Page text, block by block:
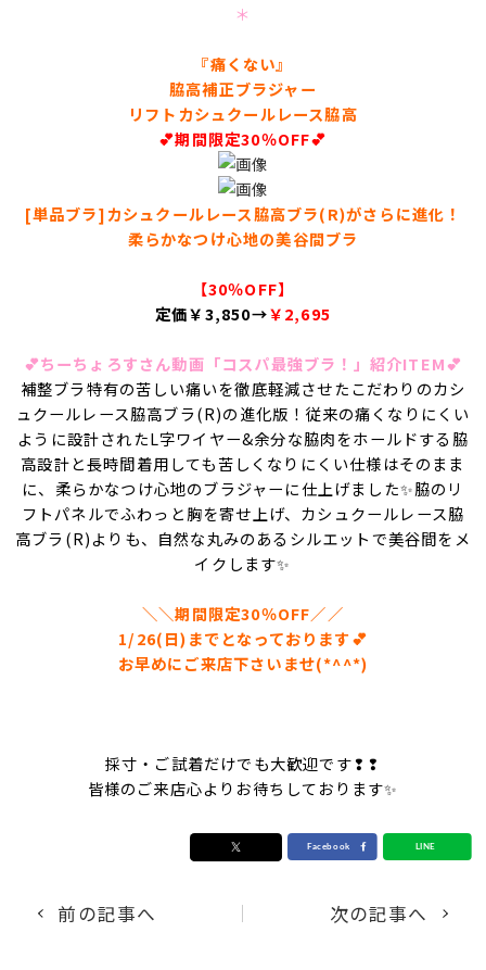
＊
『痛くない』
脇高補正ブラジャー
リフトカシュクールレース脇高
💕期間限定30％OFF💕
[単品ブラ]カシュクールレース脇高ブラ(R)がさらに進化！
柔らかなつけ心地の美谷間ブラ
【30％OFF】
定価￥3,850→￥2,695
💕ちーちょろすさん動画「コスパ最強ブラ！」紹介ITEM💕
補整ブラ特有の苦しい痛いを徹底軽減させたこだわりのカシ
ュクールレース脇高ブラ(R)の進化版！従来の痛くなりにくい
ように設計されたL字ワイヤー&余分な脇肉をホールドする脇
高設計と長時間着用しても苦しくなりにくい仕様はそのまま
に、柔らかなつけ心地のブラジャーに仕上げました✨脇のリ
フトパネルでふわっと胸を寄せ上げ、カシュクールレース脇
高ブラ(R)よりも、自然な丸みのあるシルエットで美谷間をメ
イクします✨
＼＼期間限定30％OFF／／
1/26(日)までとなっております💕
お早めにご来店下さいませ(*^^*)
採寸・ご試着だけでも大歓迎です❢❢
皆様のご来店心よりお待ちしております✨
前の記事へ 次の記事へ